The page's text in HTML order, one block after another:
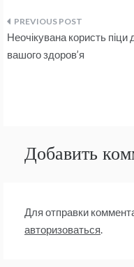
Навигация
по
Неочікувана користь піци
вашого здоров’я
Добавить
Для отправки
авторизоваться.